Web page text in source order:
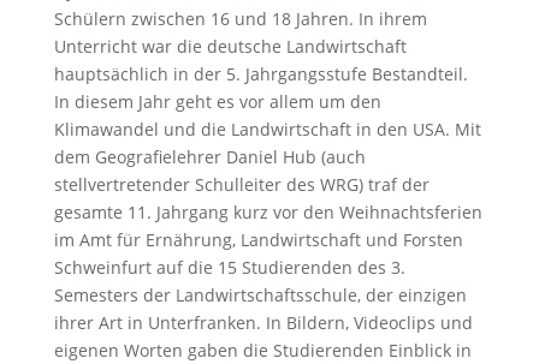
Schülern zwischen 16 und 18 Jahren. In ihrem
Unterricht war die deutsche Landwirtschaft
hauptsächlich in der 5. Jahrgangsstufe Bestandteil.
In diesem Jahr geht es vor allem um den
Klimawandel und die Landwirtschaft in den USA. Mit
dem Geografielehrer Daniel Hub (auch
stellvertretender Schulleiter des WRG) traf der
gesamte 11. Jahrgang kurz vor den Weihnachtsferien
im Amt für Ernährung, Landwirtschaft und Forsten
Schweinfurt auf die 15 Studierenden des 3.
Semesters der Landwirtschaftsschule, der einzigen
ihrer Art in Unterfranken. In Bildern, Videoclips und
eigenen Worten gaben die Studierenden Einblick in